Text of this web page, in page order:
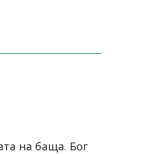
на баща. Бог